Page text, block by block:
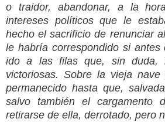
o traidor, abandonar, a la
intereses políticos que le
hecho el sacrificio de renunciar
le habría correspondido si antes
ido a las filas que, sin duda,
victoriosas. Sobre la vieja
permanecido hasta que,
salvo también el cargamento
retirarse de ella, derrotado, pero